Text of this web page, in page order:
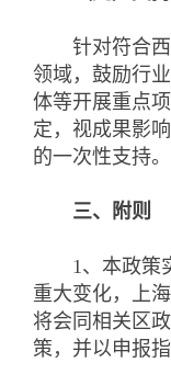
针对符合西
领域，鼓励行
体等开展重点
定，视成果影
的一次性支持。
三、附则
1、本政策实
重大变化，上
将会同相关区
策，并以申报